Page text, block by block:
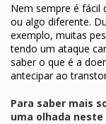
Nem sempre é fácil
ou algo diferente.
exemplo, muitas
tendo um ataque
saber o que é a
antecipar ao
Para saber mais
uma olhada